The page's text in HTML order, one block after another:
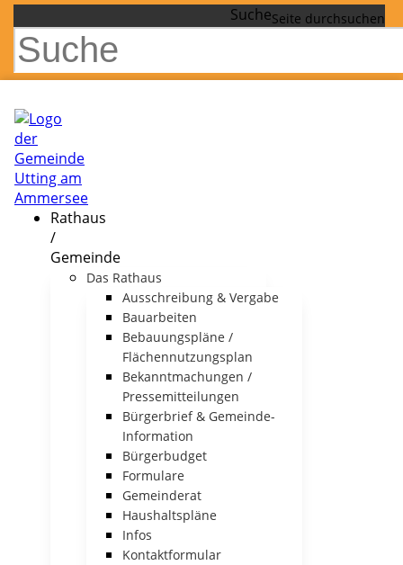
Suche
Rathaus
/
Gemeinde
Das Rathaus
Ausschreibung & Vergabe
Bauarbeiten
Bebauungspläne /
Flächennutzungsplan
Bekanntmachungen /
Pressemitteilungen
Bürgerbrief & Gemeinde-
Information
Bürgerbudget
Formulare
Gemeinderat
Haushaltspläne
Infos
Kontaktformular